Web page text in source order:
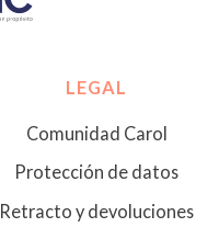
LEGAL
Comunidad Carol
Protección de datos
Retracto y devoluciones